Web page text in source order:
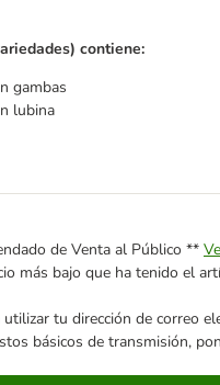
contiene:
gambas
lubina
de Venta al Público **
más bajo que ha tenido el
tu dirección de correo
básicos de transmisión,